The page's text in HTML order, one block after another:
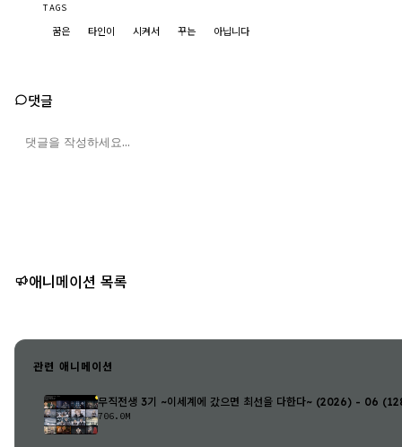
TAGS
꿈은 타인이 시켜서 꾸는 아닙니다
댓글
애니메이션 목록
관련 애니메이션
무직전생 3기 ~이세계에 갔으면 최선을 다한다~ (2026) - 06
706.0M